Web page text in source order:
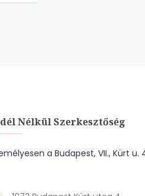
Nélkül Szerkesztőség
a Budapest, VII., Kürt